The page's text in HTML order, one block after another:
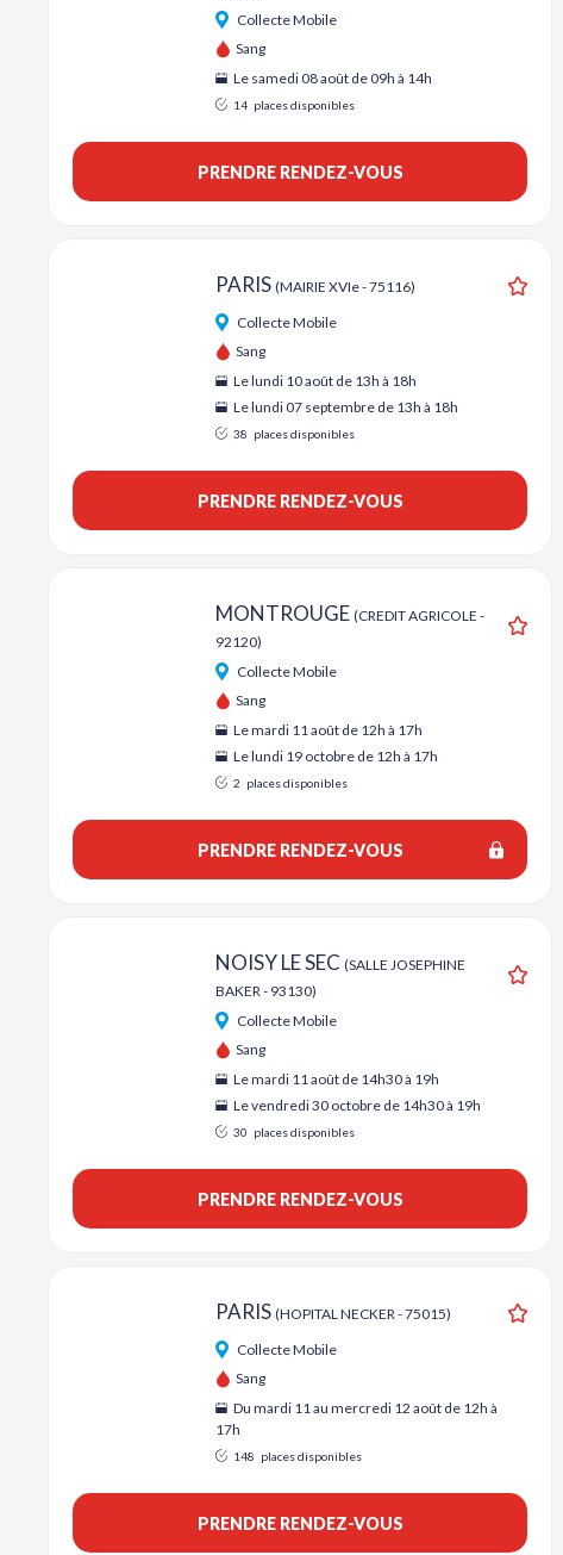
Collecte Mobile
Sang
Le samedi 08 août de 09h à 14h
14 places disponibles
PRENDRE RENDEZ-VOUS
PARIS (MAIRIE XVIe - 75116)
Collecte Mobile
Sang
Le lundi 10 août de 13h à 18h
Le lundi 07 septembre de 13h à 18h
38 places disponibles
PRENDRE RENDEZ-VOUS
MONTROUGE (CREDIT AGRICOLE -
92120)
Collecte Mobile
Sang
Le mardi 11 août de 12h à 17h
Le lundi 19 octobre de 12h à 17h
2 places disponibles
PRENDRE RENDEZ-VOUS
NOISY LE SEC (SALLE JOSEPHINE
BAKER - 93130)
Collecte Mobile
Sang
Le mardi 11 août de 14h30 à 19h
Le vendredi 30 octobre de 14h30 à 19h
30 places disponibles
PRENDRE RENDEZ-VOUS
PARIS (HOPITAL NECKER - 75015)
Collecte Mobile
Sang
Du mardi 11 au mercredi 12 août de 12h à
17h
148 places disponibles
PRENDRE RENDEZ-VOUS